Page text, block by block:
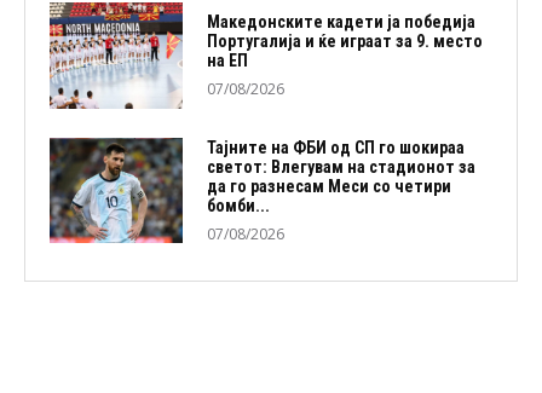
Македонските кадети ја победија
Португалија и ќе играат за 9. место
на ЕП
07/08/2026
Тајните на ФБИ од СП го шокираа
светот: Влегувам на стадионот за
да го разнесам Меси со четири
бомби...
07/08/2026